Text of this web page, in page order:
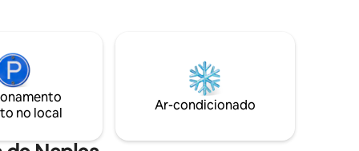
Casa de palafita. Nem precisa de carro.
no local
Ar-condicionado